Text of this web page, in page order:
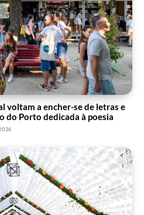
voltam a encher-se de letras e
do Porto dedicada à poesia